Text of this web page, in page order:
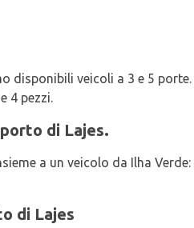
disponibili veicoli a 3 e 5
4 pezzi.
di Lajes.
a un veicolo da Ilha
di Lajes